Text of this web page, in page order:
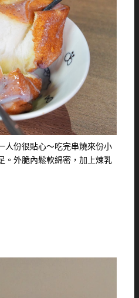
人份很貼心～吃完串燒來份小
。外脆內鬆軟綿密，加上煉乳